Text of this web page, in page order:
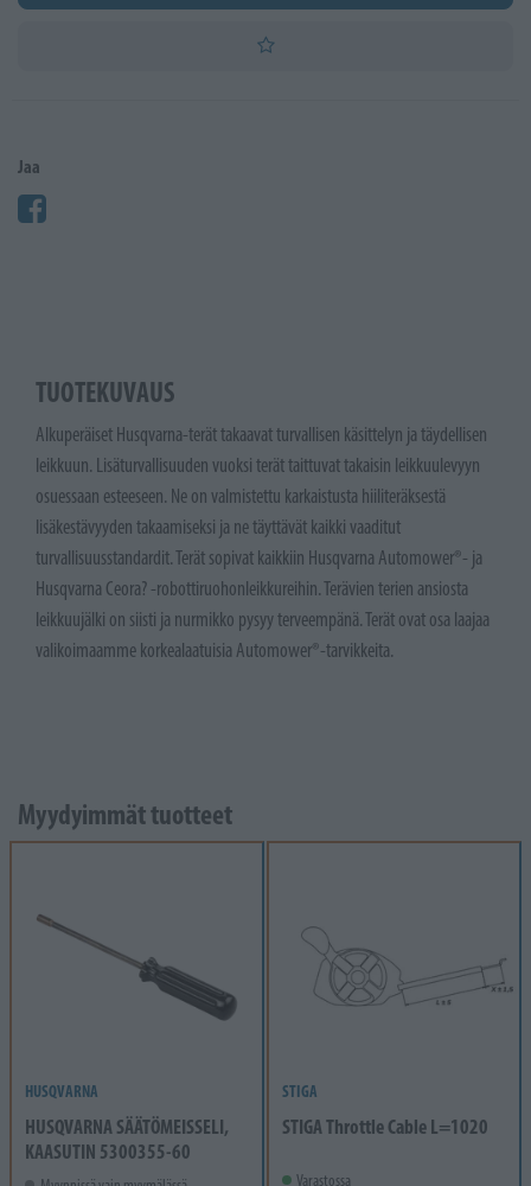
Jaa
TUOTEKUVAUS
Alkuperäiset Husqvarna-terät takaavat turvallisen käsittelyn ja täydellisen
leikkuun. Lisäturvallisuuden vuoksi terät taittuvat takaisin leikkuulevyyn
osuessaan esteeseen. Ne on valmistettu karkaistusta hiiliteräksestä
lisäkestävyyden takaamiseksi ja ne täyttävät kaikki vaaditut
turvallisuusstandardit. Terät sopivat kaikkiin Husqvarna Automower®- ja
Husqvarna Ceora? -robottiruohonleikkureihin. Terävien terien ansiosta
leikkuujälki on siisti ja nurmikko pysyy terveempänä. Terät ovat osa laajaa
valikoimaamme korkealaatuisia Automower®-tarvikkeita.
Myydyimmät tuotteet
HUSQVARNA
HUSQVARNA SÄÄTÖMEISSELI,
KAASUTIN 5300355-60
STIGA
STIGA Throttle Cable L=1020
Varastossa